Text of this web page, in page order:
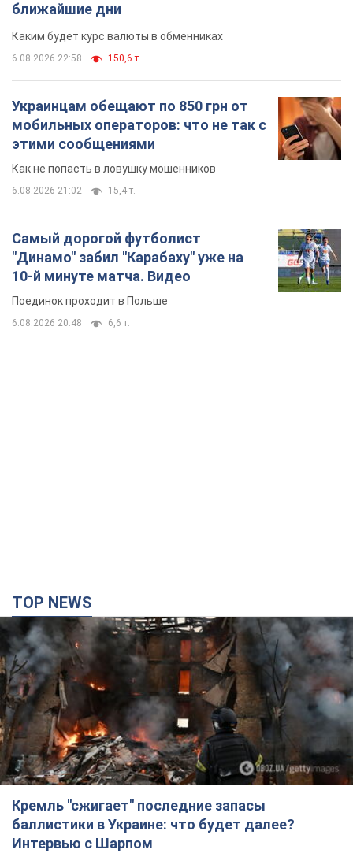
ближайшие дни
Каким будет курс валюты в обменниках
6.08.2026 22:58 150,6 т.
Украинцам обещают по 850 грн от
мобильных операторов: что не так с
этими сообщениями
Как не попасть в ловушку мошенников
6.08.2026 21:02 15,4 т.
Самый дорогой футболист
"Динамо" забил "Карабаху" уже на
10-й минуте матча. Видео
Поединок проходит в Польше
6.08.2026 20:48 6,6 т.
TOP NEWS
Кремль "сжигает" последние запасы
баллистики в Украине: что будет далее?
Интервью с Шарпом